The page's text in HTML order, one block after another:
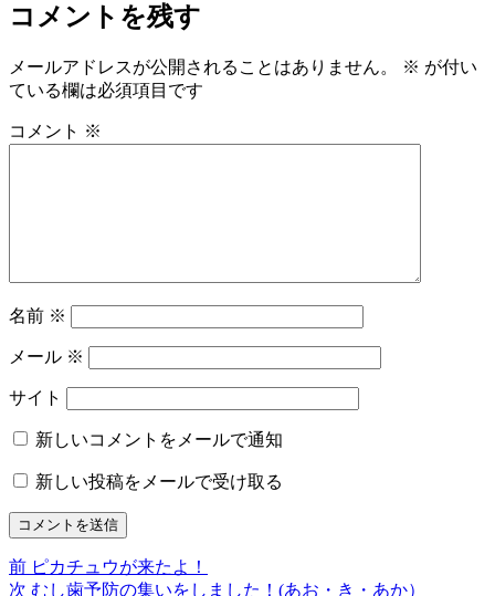
コメントを残す
メールアドレスが公開されることはありません。 ※ が付い
ている欄は必須項目です
コメント ※
名前 ※
メール ※
サイト
新しいコメントをメールで通知
新しい投稿をメールで受け取る
投
前 前
の
ピカチュウが来たよ！
次 次
むし歯予防の集いをしました！(あお・き・あか）